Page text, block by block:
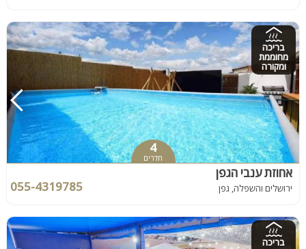
בריכה
מחוממת
ומקורה
4
חדרים
אחוזת ענבי הגפן
ירושלים והשפלה, גפן 055-4319785
בריכה